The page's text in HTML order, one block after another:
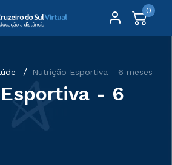
0
Nutrição Esportiva - 6 meses
- 6